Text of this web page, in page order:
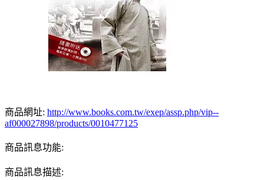
商品網址: http://www.books.com.tw/exep/assp.php/vip--
af000027898/products/0010477125
商品訊息功能:
商品訊息描述: